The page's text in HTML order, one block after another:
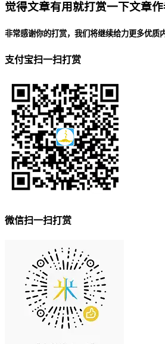
觉得文章有用就打赏一下文章
非常感谢你的打赏，我们将继续给力更多优质
支付宝扫一扫打赏
微信扫一扫打赏